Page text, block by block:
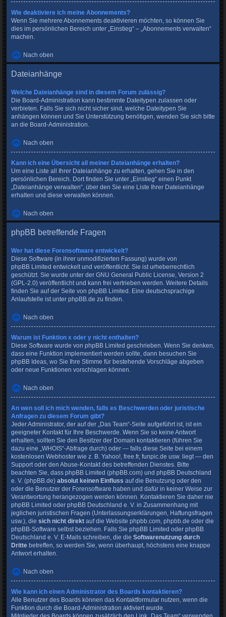
Wie deaktiviere ich meine Abonnements?
Wenn Sie mehrere Abonnements deaktivieren möchten, so können Sie
dies im persönlichen Bereich unter „Einstieg“ – „Abonnements verwalten“
machen.
Nach oben
Dateianhänge
Welche Dateianhänge sind in diesem Forum zulässig?
Die Board-Administration kann bestimmte Dateitypen zulassen oder
verbieten. Falls Sie sich nicht sicher sind, welche Dateitypen Sie
anhängen können und Sie Unterstützung benötigen, wenden Sie sich bitte
an die Board-Administration.
Nach oben
Kann ich eine Übersicht all meiner Dateianhänge erhalten?
Um eine Liste all Ihrer Dateianhänge zu erhalten, gehen Sie in den
persönlichen Bereich. Dort finden Sie unter „Einstieg“ einen Punkt
„Dateianhänge verwalten“, über den Sie eine Liste Ihrer Dateianhänge
erhalten und diese verwalten können.
Nach oben
phpBB betreffende Fragen
Wer hat diese Forensoftware entwickelt?
Diese Software (in ihrer unmodifizierten Fassung) wurde von
phpBB Limited entwickelt und veröffentlicht. Sie ist urheberrechtlich
geschützt. Sie wurde unter der GNU General Public License, Version 2
(GPL-2.0) veröffentlicht und kann frei vertrieben werden. Weitere Details
finden Sie auf der Seite von phpBB Limited . Eine deutschsprachige
Anlaufstelle ist unter phpBB.de zu finden.
Nach oben
Warum ist Funktion x oder y nicht enthalten?
Diese Software wurde von phpBB Limited geschrieben. Wenn Sie denken,
dass eine Funktion implementiert werden sollte, dann besuchen Sie
phpBB Ideas, wo Sie Ihre Stimme für bestehende Vorschläge abgeben
oder neue Funktionen vorschlagen können.
Nach oben
An wen soll ich mich wenden, falls es Beschwerden oder juristische
Anfragen zu diesem Forum gibt?
Jeder Administrator, der auf der „Das Team“-Seite aufgeführt ist, ist ein
geeigneter Kontakt für Ihre Beschwerde. Wenn Sie so keine Antwort
erhalten, sollten Sie den Besitzer der Domain kontaktieren (führen Sie
dazu eine „WHOIS“-Abfrage durch) oder — falls diese Seite bei einem
kostenlosen Webhoster wie z. B. Yahoo!, free.fr, funpic.de usw. liegt — den
Support oder den Abuse-Kontakt des betreffenden Dienstes. Bitte
beachten Sie, dass phpBB Limited (phpBB.com) und phpBB Deutschland
e. V. (phpBB.de) absolut keinen Einfluss auf die Benutzung oder den
oder die Benutzer der Forensoftware haben und dafür in keiner Weise zur
Verantwortung herangezogen werden können. Kontaktieren Sie daher nie
phpBB Limited oder phpBB Deutschland e. V. in Zusammenhang mit
jeglichen juristischen Fragen (Unterlassungserklärungen, Haftungsfragen
usw.), die sich nicht direkt auf die Website phpbb.com, phpbb.de oder die
phpBB-Software selbst beziehen. Falls Sie phpBB Limited oder phpBB
Deutschland e. V. E-Mails schreiben, die die Softwarenutzung durch
Dritte betreffen, so werden Sie, wenn überhaupt, höchstens eine knappe
Antwort erhalten.
Nach oben
Wie kann ich einen Administrator des Boards kontaktieren?
Alle Benutzer des Boards können das Kontaktformular nutzen, wenn die
Funktion durch die Board-Administration aktiviert wurde.